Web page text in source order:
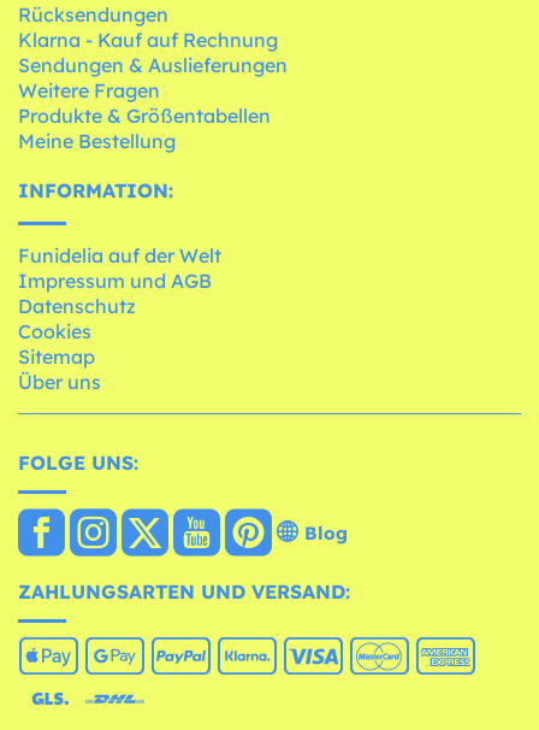
Rücksendungen
Klarna - Kauf auf Rechnung
Sendungen & Auslieferungen
Weitere Fragen
Produkte & Größentabellen
Meine Bestellung
INFORMATION:
Funidelia auf der Welt
Impressum und AGB
Datenschutz
Cookies
Sitemap
Über uns
FOLGE UNS:
Blog
ZAHLUNGSARTEN UND VERSAND: